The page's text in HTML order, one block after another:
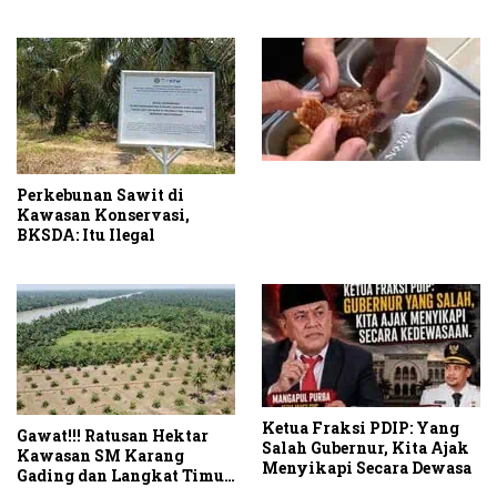
Perkebunan Sawit di
Kawasan Konservasi,
BKSDA: Itu Ilegal
Gawat!!! Ratusan Hektar
Kawasan SM Karang
Gading dan Langkat Timur
Ketua Fraksi PDIP: Yang
Salah Gubernur, Kita Ajak
Menyikapi Secara Dewasa